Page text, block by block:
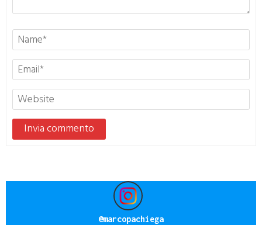
@marcopachiega